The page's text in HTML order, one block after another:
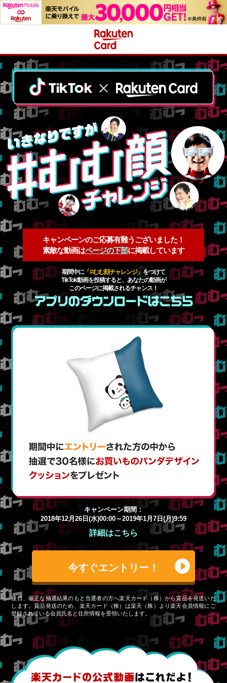
キャンペーンのご応募有難うございました！
素敵な動画はページの下部に掲載しています
期間中に 「#むむ顔チャレンジ」 をつけて
TikTok動画を投稿すると、
あなたの動画が
このページに掲載されるチャンス！
キャンペーン期間：
2018年12月26日(水)00:00～2019年1月7日(月)9:59
詳細はこちら
今すぐエントリー！
後日、厳正な抽選結果のもと当選者の方へ楽天カード（株）から賞品を発送いた
します。賞品発送のため、楽天カード（株）は楽天（株）より楽天会員情報にご
登録されている会員氏名と住所情報を受領いたします。